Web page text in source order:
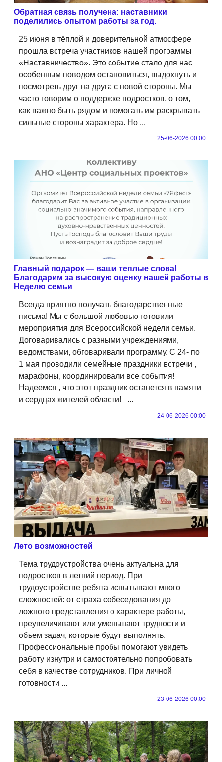
Обратная связь получена: наставники
поделились опытом работы за год.
25 июня в тёплой и доверительной атмосфере
прошла встреча участников нашей программы
«Наставничество». Это событие стало для нас
особенным поводом остановиться, выдохнуть и
посмотреть друг на друга с новой стороны. Мы
часто говорим о поддержке подростков, о том,
как важно быть рядом и помогать им раскрывать
сильные стороны характера. Но ...
25-06-2026 00:00
Главный подарок — ваши теплые слова!
Благодарим за высокую оценку нашей работы в
Неделю семьи
Всегда приятно получать благодарственные
письма! Мы с большой любовью готовили
мероприятия для Всероссийской недели семьи.
Договаривались с разными учреждениями,
ведомствами, обговаривали программу. С 24- по
1 мая проводили семейные праздники встречи ,
марафоны, координировали все события!
Надеемся , что этот праздник останется в памяти
и сердцах жителей области! ...
24-06-2026 00:00
Лето возможностей
Тема трудоустройства очень актуальна для
подростков в летний период. При
трудоустройстве ребята испытывают много
сложностей: от страха собеседования до
ложного представления о характере работы,
преувеличивают или уменьшают трудности и
объем задач, которые будут выполнять.
Профессиональные пробы помогают увидеть
работу изнутри и самостоятельно попробовать
себя в качестве сотрудников. При личной
готовности ...
23-06-2026 00:00